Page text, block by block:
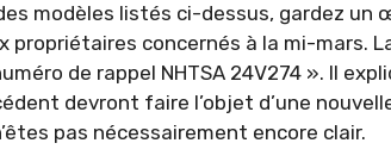
modèles listés ci-dessus, gardez
propriétaires concernés à la mi-mars.
de rappel NHTSA 24V274 ». Il
devront faire l’objet d’une
pas nécessairement encore clair.